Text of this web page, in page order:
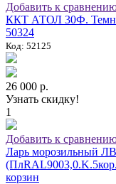
Добавить к
ККТ АТОЛ 30Ф.
50324
Код: 52125
26 000 р.
Узнать скидку!
1
Добавить к
Ларь морозильный
корзин